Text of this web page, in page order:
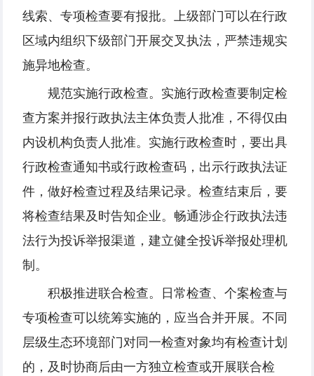
线索、专项检查要有报批。上级部门可以在行政
区域内组织下级部门开展交叉执法，严禁违规实
施异地检查。
规范实施行政检查。实施行政检查要制定检
查方案并报行政执法主体负责人批准，不得仅由
内设机构负责人批准。实施行政检查时，要出具
行政检查通知书或行政检查码，出示行政执法证
件，做好检查过程及结果记录。检查结束后，要
将检查结果及时告知企业。畅通涉企行政执法违
法行为投诉举报渠道，建立健全投诉举报处理机
制。
积极推进联合检查。日常检查、个案检查与
专项检查可以统筹实施的，应当合并开展。不同
层级生态环境部门对同一检查对象均有检查计划
的，及时协商后由一方独立检查或开展联合检